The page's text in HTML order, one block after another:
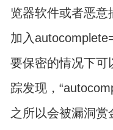
览器软件或者恶意
加入
要保密的情况下可
踪发现，
之所以会被漏洞